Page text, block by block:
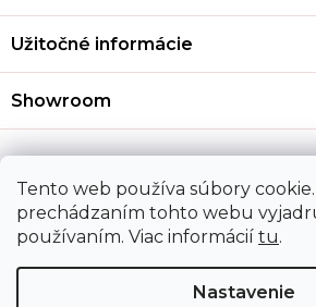
Tento web používa súbory
prechádzaním tohto webu
používaním. Viac informácií tu.
Nastavenie
p
t
Užitočné informácie
Showroom
Kontakt